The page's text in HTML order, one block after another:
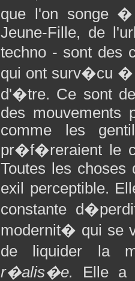
que l'on songe
Jeune-Fille, de
techno - sont des
qui ont surv�cu �
d'�tre. Ce sont
des mouvements
comme les
pr�f�reraient le
Toutes les choses
exil perceptible.
constante
modernit� qui se
de liquider la
r�alis�e. Elle a